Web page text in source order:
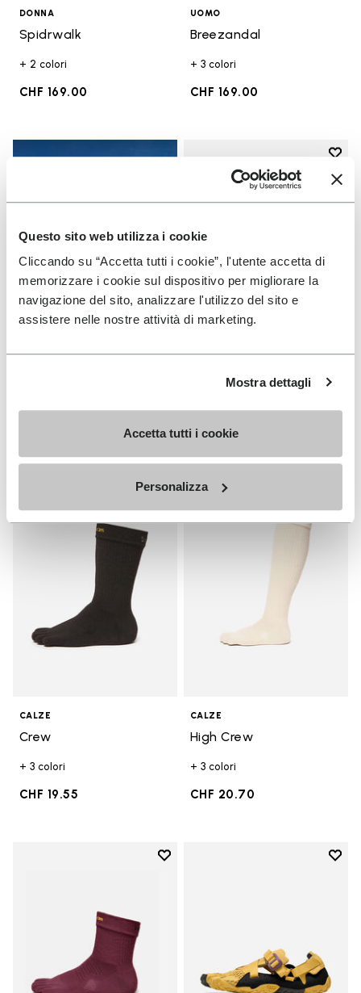
Questo sito web utilizza i cookie
Cliccando su “Accetta tutti i cookie”, l'utente accetta di
memorizzare i cookie sul dispositivo per migliorare la
navigazione del sito, analizzare l'utilizzo del sito e
assistere nelle nostre attività di marketing.
Mostra dettagli
Accetta tutti i cookie
Personalizza
DONNA
Spidrwalk
+ 2 colori
CHF 169.00
UOMO
Breezandal
+ 3 colori
CHF 169.00
Add
Breezandal
Add to wishlist Crew
CALZE
Crew
+ 3 colori
CHF 19.55
Add
CALZE
High Crew
+ 3 colori
CHF 20.70
Add to wishlist
Add